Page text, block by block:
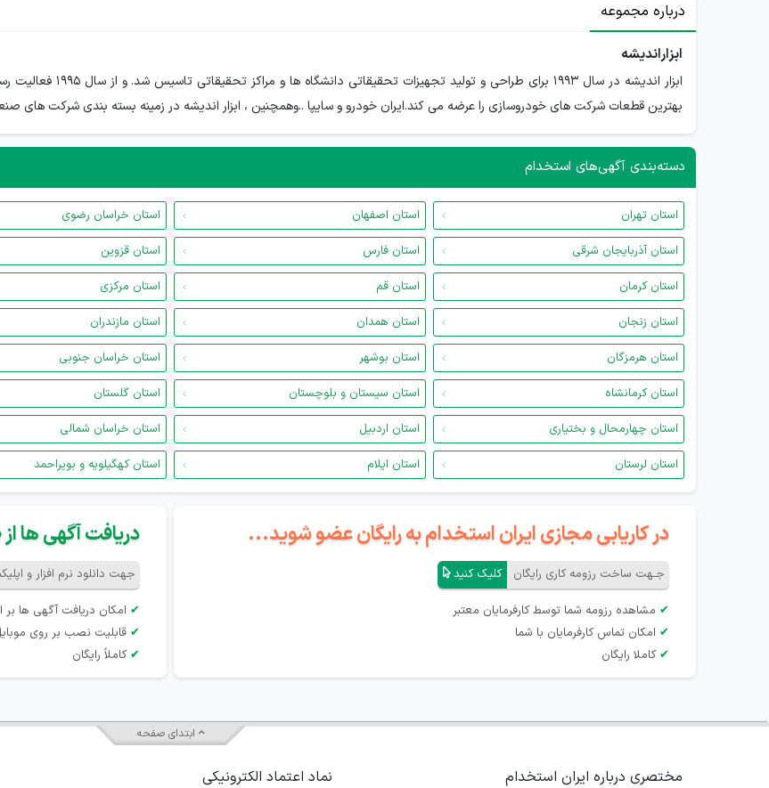
درباره مجموعه
ابزاراندیشه
ابزار اندیشه در سال
بهترین قطعات شرکت های خودروسازی را عرضه می کند.ایران خودرو و سایپا ..وهمچنین ، ابزار اندیشه در زمینه بسته بندی شرکت های
دسته‌بندی آگهی‌های استخدام
استان تهران استان اصفهان استان خراسان رضوی
استان آذربایجان شرقی
استان فارس استان قزوین
استان کرمان
استان قم استان مرکزی
استان زنجان
استان همدان استان مازندران
استان هرمزگان
استان بوشهر استان خراسان جنوبی
استان کرمانشاه
استان سیستان و بلوچستان استان گلستان
استان چهارمحال و بختیاری
استان اردبیل استان خراسان شمالی
استان لرستان
استان ایلام استان کهگیلویه و بویراحمد
در کاریابی مجازی ایران استخدام به رایگان عضو شوید...
جـهت ساخت رزومه کاری رایگان کلیک کنید
✔ مشاهده رزومه شما توسط کارفرمایان معتبر
✔ امکان تماس کارفرمایان با شما
✔ کاملا رایگان
دریافت آگهی ها
جهت دانلود نرم افزار و
✔ امکان دریافت آگهی ها
✔ قابلیت نصب بر روی
✔ کاملاً رایگان
ابتدای صفحه
مختصری درباره ایران استخدام نماد اعتماد الکترونیکی